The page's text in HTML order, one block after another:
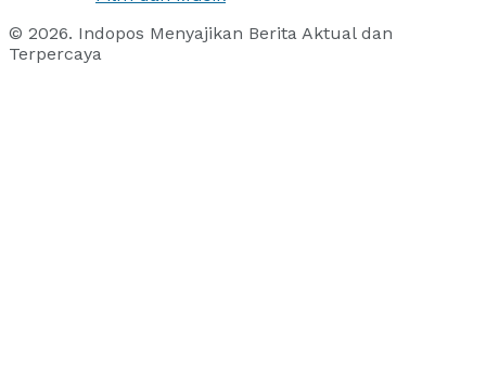
© 2026. Indopos Menyajikan Berita Aktual dan
Terpercaya